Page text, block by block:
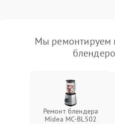
Мы ремонтируем
Ремонт блендера
Midea MC-BL502